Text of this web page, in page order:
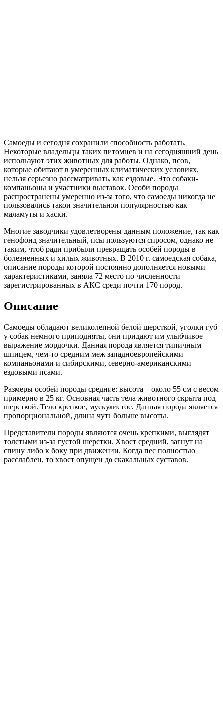
Самоеды и сегодня сохранили способность работать.
Некоторые владельцы таких питомцев и на сегодняшний день
используют этих животных для работы. Однако, псов,
которые обитают в умеренных климатических условиях,
нельзя серьезно рассматривать, как ездовые. Это собаки-
компаньоны и участники выставок. Особи породы
распространены умеренно из-за того, что самоеды никогда не
пользовались такой значительной популярностью как
маламуты и хаски.
Многие заводчики удовлетворены данным положение, так как
генофонд значительный, псы пользуются спросом, однако не
таким, чтоб ради прибыли превращать особей породы в
болезненных и хилых животных. В 2010 г. самоедская собака,
описание породы которой постоянно дополняется новыми
характеристиками, заняла 72 место по численности
зарегистрированных в АКС среди почти 170 пород.
Описание
Самоеды обладают великолепной белой шерсткой, уголки губ
у собак немного приподняты, они придают им улыбчивое
выражение мордочки. Данная порода является типичным
шпицем, чем-то средним меж западноевропейскими
компаньонами и сибирскими, северно-американскими
ездовыми псами.
Размеры особей породы средние: высота – около 55 см с весом
примерно в 25 кг. Основная часть тела животного скрыта под
шерсткой. Тело крепкое, мускулистое. Данная порода является
пропорциональной, длина чуть больше высоты.
Представители породы являются очень крепкими, выглядят
толстыми из-за густой шерстки. Хвост средний, загнут на
спину либо к боку при движении. Когда пес полностью
расслаблен, то хвост опущен до скакальных суставов.